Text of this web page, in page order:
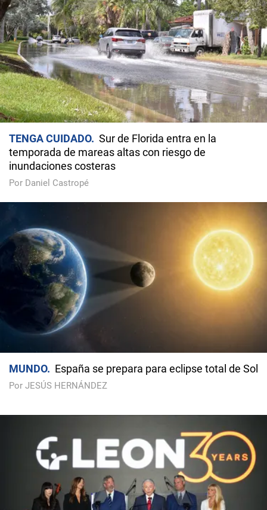
TENGA CUIDADO
Sur de Florida entra en la
temporada de mareas altas con riesgo de
inundaciones costeras
Por Daniel Castropé
MUNDO España se prepara para eclipse total de Sol
Por JESÚS HERNÁNDEZ